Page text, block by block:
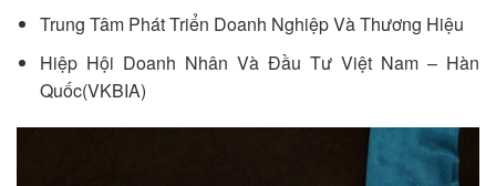
Trung Tâm Phát Triển Doanh Nghiệp Và Thương Hiệu
Hiệp Hội Doanh Nhân Và Đầu Tư Việt Nam – Hàn
Quốc(VKBIA)